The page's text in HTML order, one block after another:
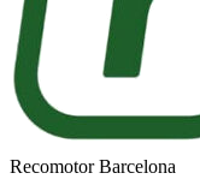
Recomotor Barcelona